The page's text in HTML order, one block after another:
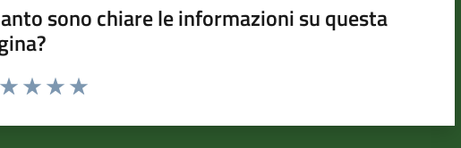
sono chiare le informazioni su questa
da 1 a 5 stelle la pagina